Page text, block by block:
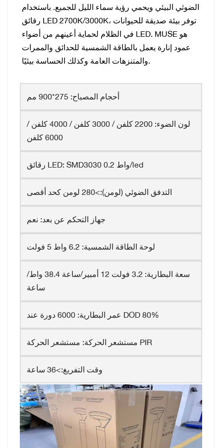
الضوئي البيئي ويحمي رؤية سماء الليل للجميع. باستخدام
رقائق LED 2700K/3000K، توفر بيئة صديقة للحيوانات
في الظلام لحماية أعينهم من أضواء LED. MUSE هو
عمود إنارة يعمل بالطاقة الشمسية للحدائق والممرات
والمتنزهات العامة وكذلك الحساسة بيئيًا.
أحجام المصباح: 275*900 مم
لون الضوء: 2200 كلفن / 3000 كلفن / 4000 كلفن /
6000 كلفن
رقائق LED: SMD3030 0.2 واط/led
التدفق الضوئي (لومن):>280 لومن كحد أقصى
جهاز التحكم عن بعد: نعم
لوحة الطاقة الشمسية: 6.2 واط 5 فولت
سعة البطارية: 3.2 فولت 12 أمبير/ساعة 38.4 واط/
ساعة
عمر البطارية: 6000 دورة عند DOD 80%
مستشعر الحركة: مستشعر الحركة PIR
وقت التفريغ:>36 ساعة